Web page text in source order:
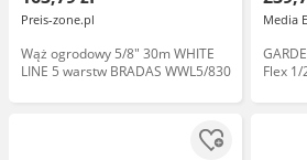
Preis-zone.pl
Wąż ogrodowy 5/8" 30m WHITE
LINE 5 warstw BRADAS WWL5/830
Media
Flex